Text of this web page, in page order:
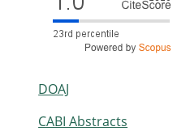
DOAJ
CABI Abstracts